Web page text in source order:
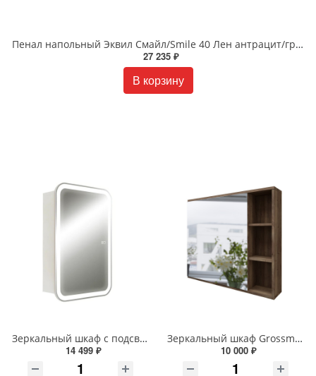
Пенал напольный Эквил Смайл/Smile 40 Лен антрацит/графит pnSMILE40-04
27 235 ₽
В корзину
Зеркальный шкаф с подсветкой Silver Mirrors Фиджи - 2 Flip 50 х 75 см LED-00002680 подогрев, сенсорный выключатель
14 499 ₽
Зеркальный шкаф Grossman Форта 80 см 2080022 темный дуб галифакс
10 000 ₽